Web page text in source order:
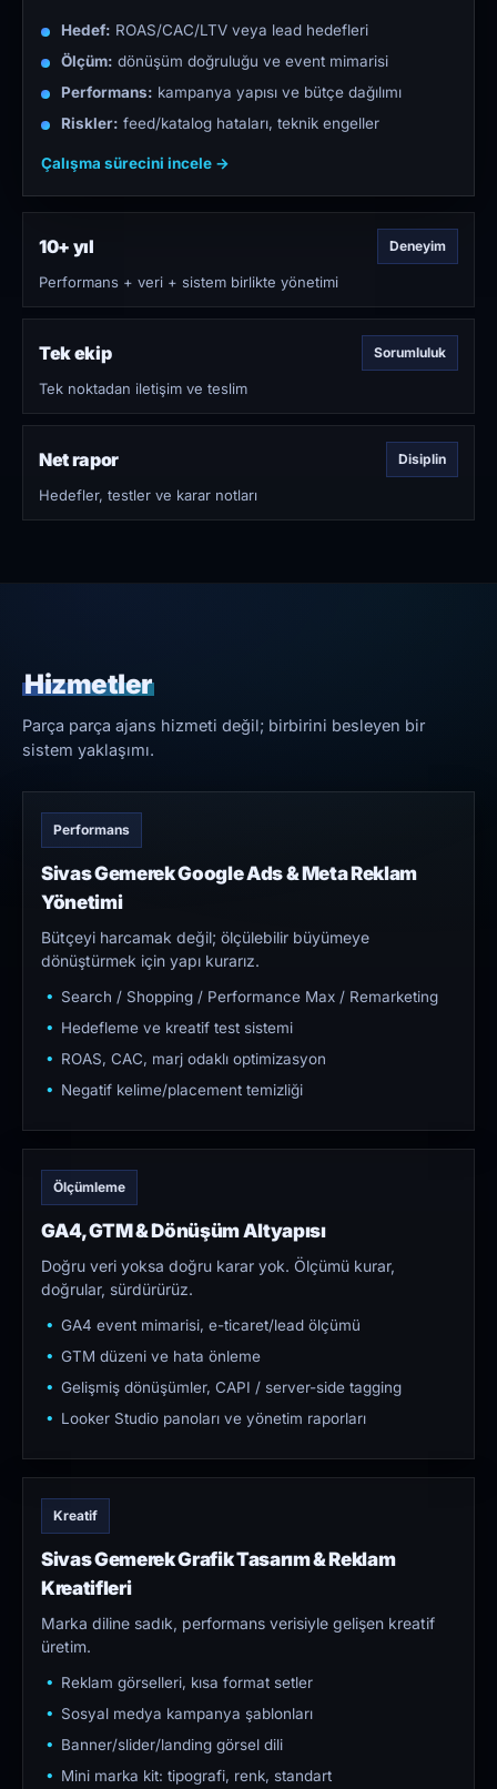
Hedef: ROAS/CAC/LTV veya lead hedefleri
Ölçüm: dönüşüm doğruluğu ve event mimarisi
Performans: kampanya yapısı ve bütçe dağılımı
Riskler: feed/katalog hataları, teknik engeller
Çalışma sürecini incele →
10+ yıl Deneyim
Performans + veri + sistem birlikte yönetimi
Tek ekip Sorumluluk
Tek noktadan iletişim ve teslim
Net rapor Disiplin
Hedefler, testler ve karar notları
Hizmetler
Parça parça ajans hizmeti değil; birbirini besleyen bir
sistem yaklaşımı.
Performans
Sivas Gemerek Google Ads & Meta Reklam
Yönetimi
Bütçeyi harcamak değil; ölçülebilir büyümeye
dönüştürmek için yapı kurarız.
Search / Shopping / Performance Max / Remarketing
Hedefleme ve kreatif test sistemi
ROAS, CAC, marj odaklı optimizasyon
Negatif kelime/placement temizliği
Ölçümleme
GA4, GTM & Dönüşüm Altyapısı
Doğru veri yoksa doğru karar yok. Ölçümü kurar,
doğrular, sürdürürüz.
GA4 event mimarisi, e-ticaret/lead ölçümü
GTM düzeni ve hata önleme
Gelişmiş dönüşümler, CAPI / server-side tagging
Looker Studio panoları ve yönetim raporları
Kreatif
Sivas Gemerek Grafik Tasarım & Reklam
Kreatifleri
Marka diline sadık, performans verisiyle gelişen kreatif
üretim.
Reklam görselleri, kısa format setler
Sosyal medya kampanya şablonları
Banner/slider/landing görsel dili
Mini marka kit: tipografi, renk, standart